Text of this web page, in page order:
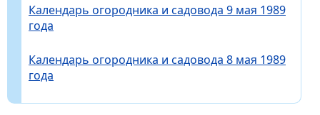
Календарь огородника и садовода 9 мая 1989
года
Календарь огородника и садовода 8 мая 1989
года